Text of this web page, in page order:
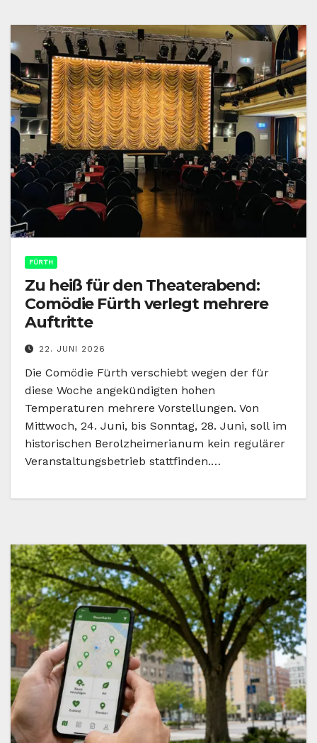
FÜRTH
Zu heiß für den Theaterabend:
Comödie Fürth verlegt mehrere
Auftritte
22. JUNI 2026
Die Comödie Fürth verschiebt wegen der für
diese Woche angekündigten hohen
Temperaturen mehrere Vorstellungen. Von
Mittwoch, 24. Juni, bis Sonntag, 28. Juni, soll im
historischen Berolzheimerianum kein regulärer
Veranstaltungsbetrieb stattfinden.…